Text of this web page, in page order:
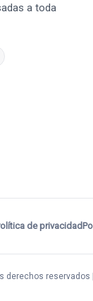
a toda
de privacidad
derechos reservados